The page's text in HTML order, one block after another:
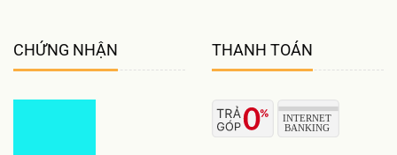
CHỨNG NHẬN THANH TOÁN